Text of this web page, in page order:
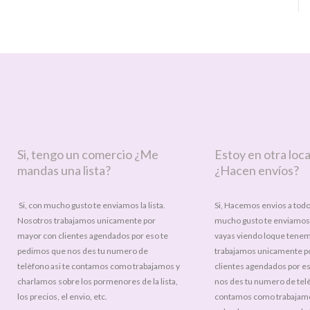
Si, tengo un comercio ¿Me
mandas una lista?
Si, con mucho gusto te enviamos la lista.
Nosotros trabajamos unicamente por
mayor con clientes agendados por eso te
pedimos que nos des tu numero de
telèfono asi te contamos como trabajamos y
charlamos sobre los pormenores de la lista,
los precios, el envio, etc.
Estoy en otra
¿Hacen envíos?
Si, Hacemos envios a
mucho gusto te
vayas viendo loque
trabajamos unicamente
clientes agendados por
nos des tu numero de
contamos como